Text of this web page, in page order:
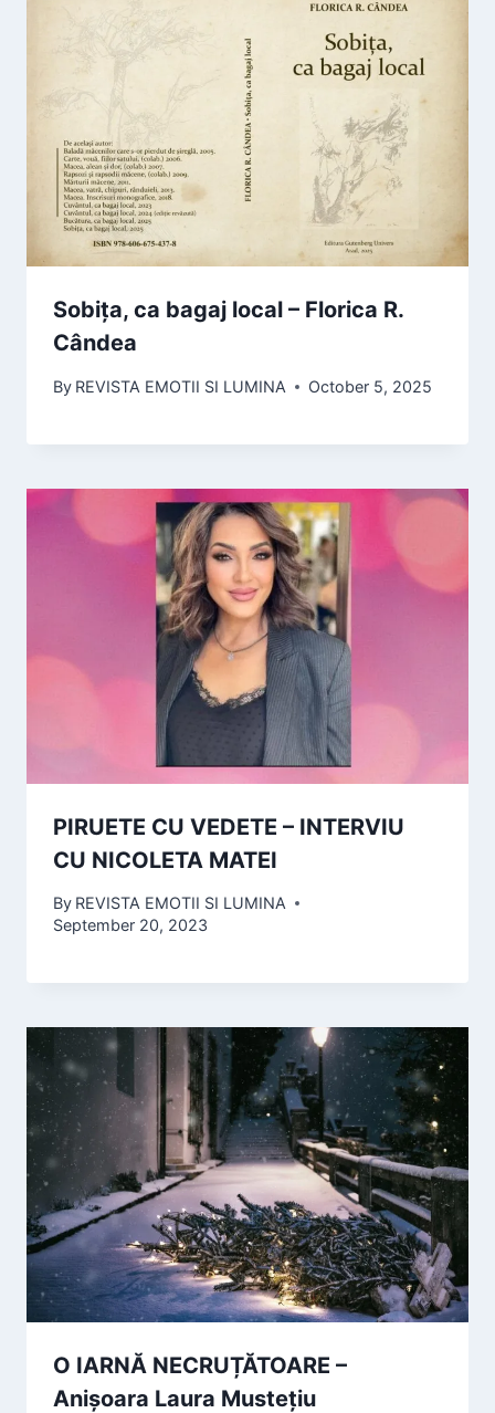
Sobița, ca bagaj local – Florica R.
Cândea
By REVISTA EMOTII SI LUMINA October 5, 2025
PIRUETE CU VEDETE – INTERVIU
CU NICOLETA MATEI
By REVISTA EMOTII SI LUMINA
September 20, 2023
O IARNĂ NECRUȚĂTOARE –
Anișoara Laura Mustețiu